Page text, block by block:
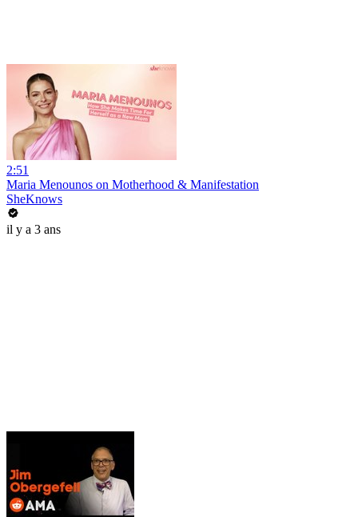
2:51
Maria Menounos on Motherhood & Manifestation
SheKnows
il y a 3 ans